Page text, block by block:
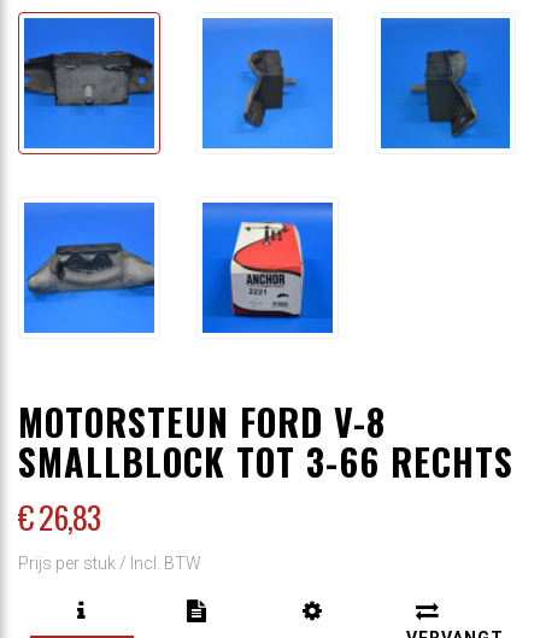
MOTORSTEUN FORD V-8
SMALLBLOCK TOT 3-66 RECHTS
€ 26,83
Prijs per stuk / Incl. BTW